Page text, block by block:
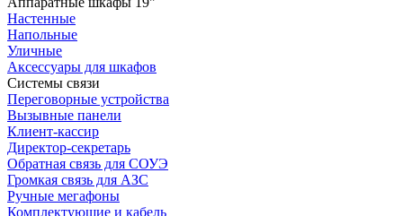
Настенные
Напольные
Уличные
Аксессуары для шкафов
Системы связи
Переговорные устройства
Вызывные панели
Клиент-кассир
Директор-секретарь
Обратная связь для СОУЭ
Громкая связь для АЗС
Ручные мегафоны
Комплектующие и кабель